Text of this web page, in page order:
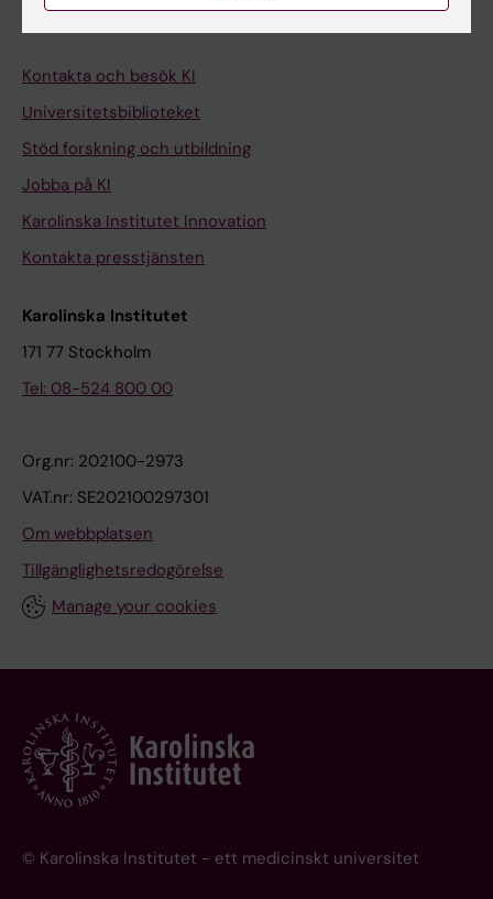
Medarbetarportalen
Kontakta och besök KI
Universitetsbiblioteket
Stöd forskning och utbildning
Jobba på KI
Karolinska Institutet Innovation
Kontakta presstjänsten
Karolinska Institutet
171 77 Stockholm
Tel: 08-524 800 00
Org.nr: 202100-2973
VAT.nr: SE202100297301
Om webbplatsen
Tillgänglighetsredogörelse
Manage your cookies
© Karolinska Institutet - ett medicinskt universitet